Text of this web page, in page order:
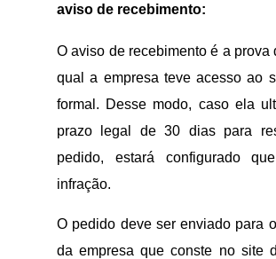
aviso de recebimento:
O aviso de recebimento é a prova
qual a empresa teve acesso ao
formal. Desse modo, caso ela
prazo legal de 30 dias para
pedido, estará configurado
infração.
O pedido deve ser enviado para
da empresa que conste no site